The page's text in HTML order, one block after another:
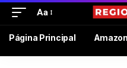
Aa
Página Principal